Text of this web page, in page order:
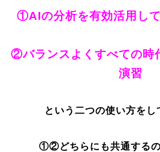
①AIの分析を有効活用し
②バランスよくすべての時
演習
という二つの使い方をし
①②どちらにも共通するの